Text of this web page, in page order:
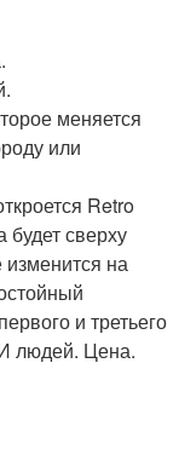
меняется
или
Retro
сверху
на
и третьего
людей. Цена.